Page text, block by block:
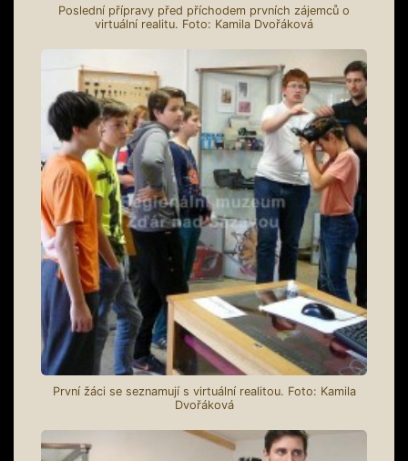
Poslední přípravy před příchodem prvních zájemců o
virtuální realitu. Foto: Kamila Dvořáková
První žáci se seznamují s virtuální realitou. Foto: Kamila
Dvořáková